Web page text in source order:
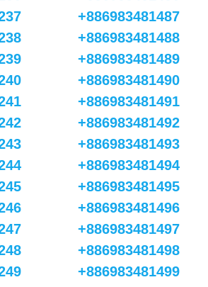
+886983481487
+886983481488
+886983481489
+886983481490
+886983481491
+886983481492
+886983481493
+886983481494
+886983481495
+886983481496
+886983481497
+886983481498
+886983481499